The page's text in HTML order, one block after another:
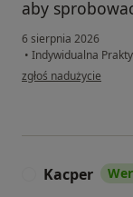
aby
6 sierpnia 2026
• Indywidualna
w opinii użytkownika
zgłoś nadużycie
Kacper